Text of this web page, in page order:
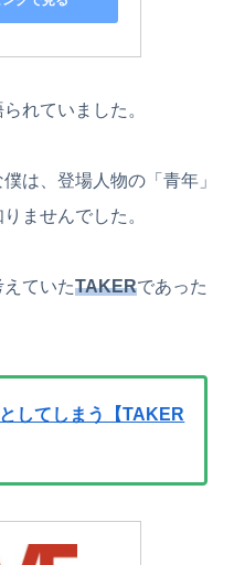
れていました。
は、登場人物の「青年」
ませんでした。
ていたTAKERであった
してしまう【TAKER